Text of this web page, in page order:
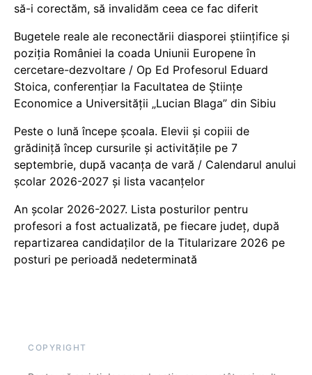
să-i corectăm, să invalidăm ceea ce fac diferit
Bugetele reale ale reconectării diasporei științifice și
poziția României la coada Uniunii Europene în
cercetare-dezvoltare / Op Ed Profesorul Eduard
Stoica, conferențiar la Facultatea de Științe
Economice a Universității „Lucian Blaga” din Sibiu
Peste o lună începe școala. Elevii și copiii de
grădiniță încep cursurile și activitățile pe 7
septembrie, după vacanța de vară / Calendarul anului
școlar 2026-2027 și lista vacanțelor
An școlar 2026-2027. Lista posturilor pentru
profesori a fost actualizată, pe fiecare județ, după
repartizarea candidaților de la Titularizare 2026 pe
posturi pe perioadă nedeterminată
COPYRIGHT